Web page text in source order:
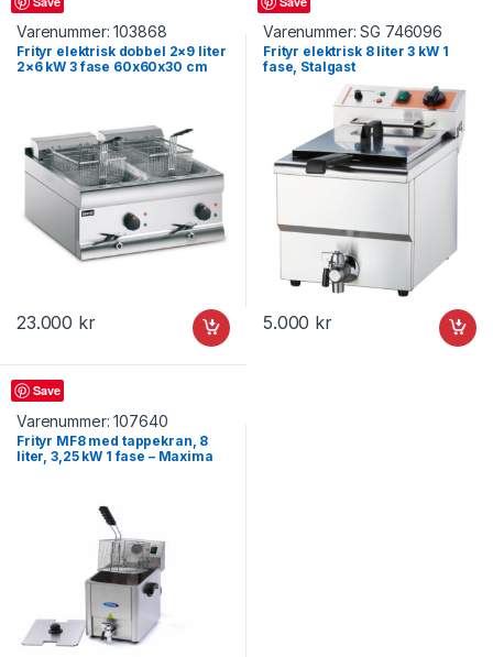
Varenummer:103868
Frityr elektrisk dobbel 2×9 liter
2×6 kW 3 fase 60x60x30 cm
23.000 kr
Varenummer:SG 746096
Frityr elektrisk 8 liter 3 kW 1
fase, Stalgast
5.000 kr
Save
Frityr
Varenummer:107640
Frityr MF8 med tappekran, 8
liter, 3,25 kW 1 fase – Maxima